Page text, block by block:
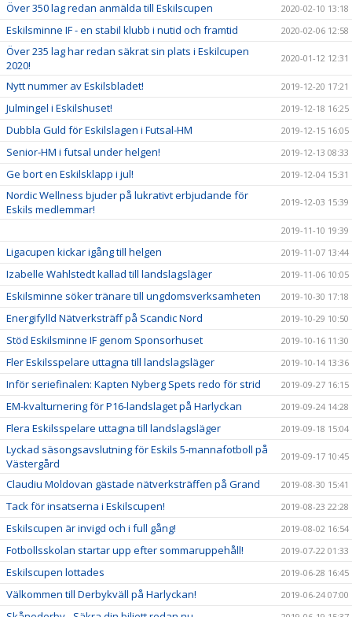
Över 350 lag redan anmälda till Eskilscupen 2020-02-10 13:18
Eskilsminne IF - en stabil klubb i nutid och framtid 2020-02-06 12:58
Över 235 lag har redan säkrat sin plats i Eskilcupen
2020!
2020-01-12 12:31
Nytt nummer av Eskilsbladet! 2019-12-20 17:21
Julmingel i Eskilshuset! 2019-12-18 16:25
Dubbla Guld för Eskilslagen i Futsal-HM 2019-12-15 16:05
Senior-HM i futsal under helgen! 2019-12-13 08:33
Ge bort en Eskilsklapp i jul! 2019-12-04 15:31
Nordic Wellness bjuder på lukrativt erbjudande för
Eskils medlemmar!
2019-12-03 15:39
2019-11-10 19:39
Ligacupen kickar igång till helgen 2019-11-07 13:44
Izabelle Wahlstedt kallad till landslagsläger 2019-11-06 10:05
Eskilsminne söker tränare till ungdomsverksamheten 2019-10-30 17:18
Energifylld Nätverksträff på Scandic Nord 2019-10-29 10:50
Stöd Eskilsminne IF genom Sponsorhuset 2019-10-16 11:30
Fler Eskilsspelare uttagna till landslagsläger 2019-10-14 13:36
Inför seriefinalen: Kapten Nyberg Spets redo för strid 2019-09-27 16:15
EM-kvalturnering för P16-landslaget på Harlyckan 2019-09-24 14:28
Flera Eskilsspelare uttagna till landslagsläger 2019-09-18 15:04
Lyckad säsongsavslutning för Eskils 5-mannafotboll på
Västergård
2019-09-17 10:45
Claudiu Moldovan gästade nätverksträffen på Grand 2019-08-30 15:41
Tack för insatserna i Eskilscupen! 2019-08-23 22:28
Eskilscupen är invigd och i full gång! 2019-08-02 16:54
Fotbollsskolan startar upp efter sommaruppehåll! 2019-07-22 01:33
Eskilscupen lottades 2019-06-28 16:45
Välkommen till Derbykväll på Harlyckan! 2019-06-24 07:00